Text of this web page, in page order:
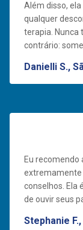
Além disso,
qualquer
terapia. Nunca
contrário:
Danielli S.,
Eu recomendo
extremamente
conselhos. Ela
de ouvir seus
Stephanie